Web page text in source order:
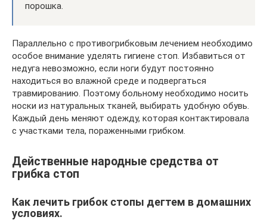
порошка.
Параллельно с противогрибковым лечением необходимо
особое внимание уделять гигиене стоп. Избавиться от
недуга невозможно, если ноги будут постоянно
находиться во влажной среде и подвергаться
травмированию. Поэтому больному необходимо носить
носки из натуральных тканей, выбирать удобную обувь.
Каждый день меняют одежду, которая контактировала
с участками тела, пораженными грибком.
Действенные народные средства от
грибка стоп
Как лечить грибок стопы дегтем в домашних
условиях.